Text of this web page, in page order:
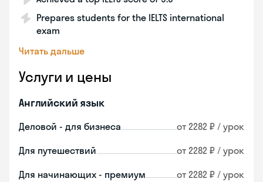
Prepares students for the IELTS international
exam
Читать дальше
Услуги и цены
Английский язык
Деловой - для бизнеса от 2282 ₽ / урок
Для путешествий от 2282 ₽ / урок
Для начинающих - премиум от 2282 ₽ / урок